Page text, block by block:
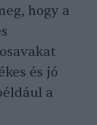
hogy a
és jó
a